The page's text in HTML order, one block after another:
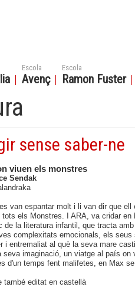
Escola
Avenç
Escola
Ramon Fuster
sense saber-ne
viuen els monstres
Sendak
van espantar molt i li van dir que
tots els Monstres. I ARA, va cridar en
de la literatura infantil, que tracta
complexitats emocionals, els
i entremaliat al què la seva mare
seva imaginació, un viatge al país
d'un temps fent malifetes, en Max
també editat en castellà